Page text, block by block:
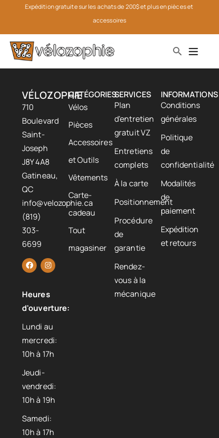
Expédition gratuite sur les achats de 200$ et plus en pièces et
accessoires
VÉLOZOPHIE
710
Boulevard
Saint-
Joseph
J8Y 4A8
Gatineau,
QC
info@velozophie.ca
(819)
303-
6699
Heures
d'ouverture:
Lundi au
mercredi:
10h à 17h
Jeudi-
vendredi:
10h à 19h
Samedi:
10h à 17h
CATÉGORIES
Vélos
Pièces
Accessoires
et Outils
Vêtements
Carte-
cadeau
Tout
magasiner
SERVICES
Plan
d'entretien
gratuit VZ
Entretiens
complets
À la carte
Positionnement
Procédure
de
garantie
Rendez-
vous à la
mécanique
INFORMATIONS
Conditions
générales
Politique
de
confidentialité
Modalités
de
paiement
Expédition
et retours